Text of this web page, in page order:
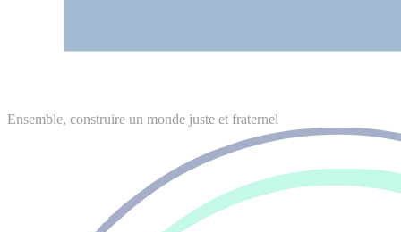
Ensemble, construire un monde juste et fraternel